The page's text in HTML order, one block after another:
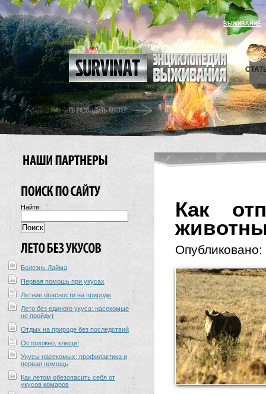
ВЫЖИВАНИЕ
Найти:
Болезнь Лайма
Первая помощь при укусах
Летние опасности на природе
Лето без единого укуса: насекомые
не пройдут
Отдых на природе без последствий
Осторожно, клещи!
Укусы насекомых: профилактика и
первая помощь
Как летом обезопасить себя от
укусов комаров
Как
Опубликовано: